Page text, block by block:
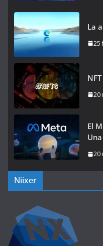
La
25
20
El
20
Niixer